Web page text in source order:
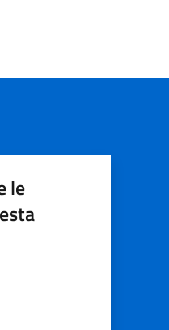
le